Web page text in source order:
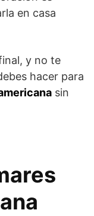
en casa
y no te
hacer para
sin